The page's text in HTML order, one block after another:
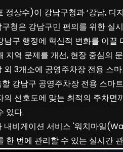
정상수)이 강남구청과 ‘강남, 디
청은 강남구민 편의를 위한 실
남구 행정에 혁신적 변화를 이끌
지역 문제를 개선, 현장 중심의
외 3개소에 공영주차장 전용 스
강남구 공영주차장 전용 스마
의 선호도에 맞는 최적의 주차
있다.
내비게이션 서비스 '워치마일
한 번에 관리할 수 있는 실시간